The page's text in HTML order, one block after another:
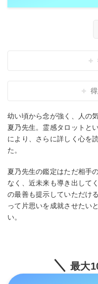
幼い頃から念が強く、人の
夏乃先生。霊感タロットと
により、さらに詳しく心を
た。
夏乃先生の鑑定はただ相手
なく、近未来も導き出して
の最善も提示していただけ
って片思いを成就させたい
い。
最大